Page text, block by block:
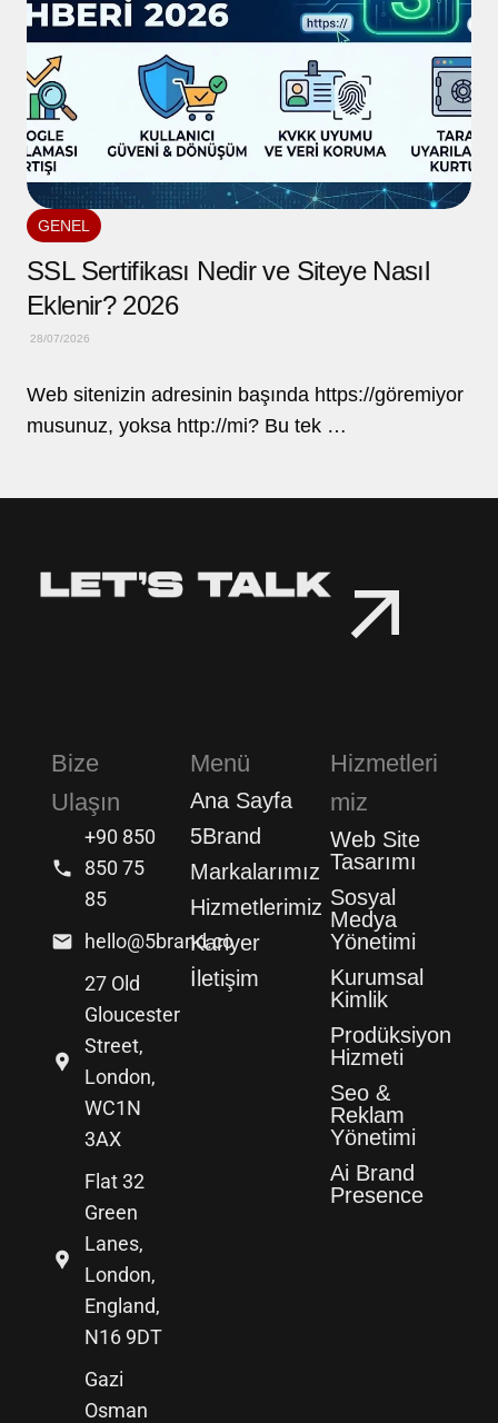
GENEL
SSL Sertifikası Nedir ve Siteye Nasıl
Eklenir? 2026
28/07/2026
Web sitenizin adresinin başında https://göremiyor
musunuz, yoksa http://mi? Bu tek …
Bize
Ulaşın
+90 850
850 75
85
hello@5brand.co
27 Old
Gloucester
Street,
London,
WC1N
3AX
Flat 32
Green
Lanes,
London,
England,
N16 9DT
Gazi
Osman
Menü
Ana Sayfa
5Brand
Markalarımız
Hizmetlerimiz
Kariyer
İletişim
Hizmetleri
miz
Web Site
Tasarımı
Sosyal
Medya
Yönetimi
Kurumsal
Kimlik
Prodüksiyon
Hizmeti
Seo &
Reklam
Yönetimi
Ai Brand
Presence